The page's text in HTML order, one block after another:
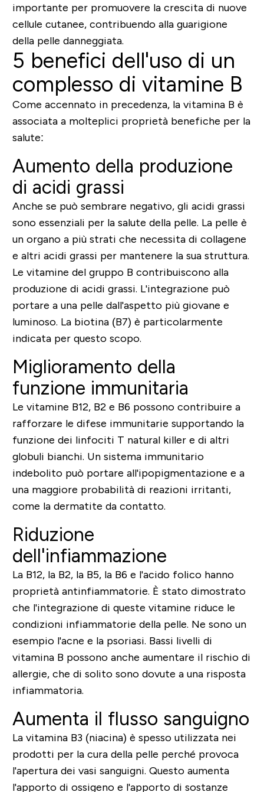
importante per promuovere la crescita di nuove
cellule cutanee, contribuendo alla guarigione
della pelle danneggiata.
5 benefici dell'uso di un
complesso di vitamine B
Come accennato in precedenza, la vitamina B è
associata a molteplici proprietà benefiche per la
salute:
Aumento della produzione
di acidi grassi
Anche se può sembrare negativo, gli acidi grassi
sono essenziali per la salute della pelle. La pelle è
un organo a più strati che necessita di collagene
e altri acidi grassi per mantenere la sua struttura.
Le vitamine del gruppo B contribuiscono alla
produzione di acidi grassi. L'integrazione può
portare a una pelle dall'aspetto più giovane e
luminoso. La biotina (B7) è particolarmente
indicata per questo scopo.
Miglioramento della
funzione immunitaria
Le vitamine B12, B2 e B6 possono contribuire a
rafforzare le difese immunitarie supportando la
funzione dei linfociti T natural killer e di altri
globuli bianchi. Un sistema immunitario
indebolito può portare all'ipopigmentazione e a
una maggiore probabilità di reazioni irritanti,
come la dermatite da contatto.
Riduzione
dell'infiammazione
La B12, la B2, la B5, la B6 e l'acido folico hanno
proprietà antinfiammatorie. È stato dimostrato
che l'integrazione di queste vitamine riduce le
condizioni infiammatorie della pelle. Ne sono un
esempio l'acne e la psoriasi. Bassi livelli di
vitamina B possono anche aumentare il rischio di
allergie, che di solito sono dovute a una risposta
infiammatoria.
Aumenta il flusso sanguigno
La vitamina B3 (niacina) è spesso utilizzata nei
prodotti per la cura della pelle perché provoca
l'apertura dei vasi sanguigni. Questo aumenta
l'apporto di ossigeno e l'apporto di sostanze